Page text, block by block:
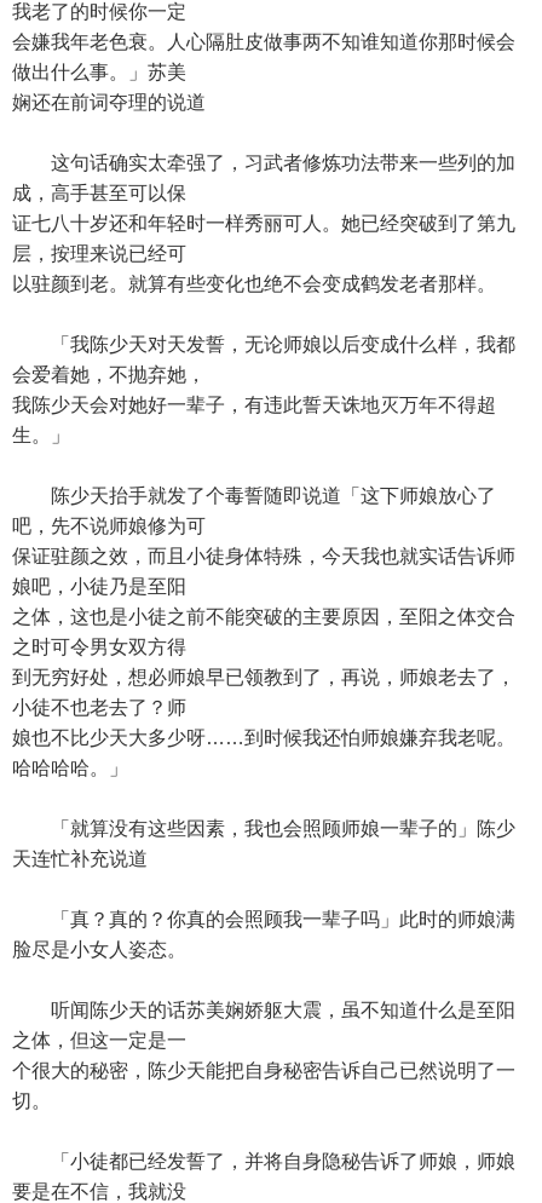
我老了的时候你一定
会嫌我年老色衰。人心隔肚皮做事两不知谁知道你那时候会
做出什么事。」苏美
娴还在前词夺理的说道
这句话确实太牵强了，习武者修炼功法带来一些列的加
成，高手甚至可以保
证七八十岁还和年轻时一样秀丽可人。她已经突破到了第九
层，按理来说已经可
以驻颜到老。就算有些变化也绝不会变成鹤发老者那样。
「我陈少天对天发誓，无论师娘以后变成什么样，我都
会爱着她，不抛弃她，
我陈少天会对她好一辈子，有违此誓天诛地灭万年不得超
生。」
陈少天抬手就发了个毒誓随即说道「这下师娘放心了
吧，先不说师娘修为可
保证驻颜之效，而且小徒身体特殊，今天我也就实话告诉师
娘吧，小徒乃是至阳
之体，这也是小徒之前不能突破的主要原因，至阳之体交合
之时可令男女双方得
到无穷好处，想必师娘早已领教到了，再说，师娘老去了，
小徒不也老去了？师
娘也不比少天大多少呀……到时候我还怕师娘嫌弃我老呢。
哈哈哈哈。」
「就算没有这些因素，我也会照顾师娘一辈子的」陈少
天连忙补充说道
「真？真的？你真的会照顾我一辈子吗」此时的师娘满
脸尽是小女人姿态。
听闻陈少天的话苏美娴娇躯大震，虽不知道什么是至阳
之体，但这一定是一
个很大的秘密，陈少天能把自身秘密告诉自己已然说明了一
切。
「小徒都已经发誓了，并将自身隐秘告诉了师娘，师娘
要是在不信，我就没